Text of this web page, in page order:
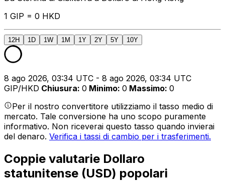
1 GIP = 0 HKD
12H 1D 1W 1M 1Y 2Y 5Y 10Y
8 ago 2026, 03:34 UTC - 8 ago 2026, 03:34 UTC
GIP/HKD Chiusura: 0 Minimo: 0 Massimo: 0
Per il nostro convertitore utilizziamo il tasso medio di
mercato. Tale conversione ha uno scopo puramente
informativo. Non riceverai questo tasso quando invierai
del denaro. Verifica i tassi di cambio per i trasferimenti.
Coppie valutarie Dollaro
statunitense (USD) popolari